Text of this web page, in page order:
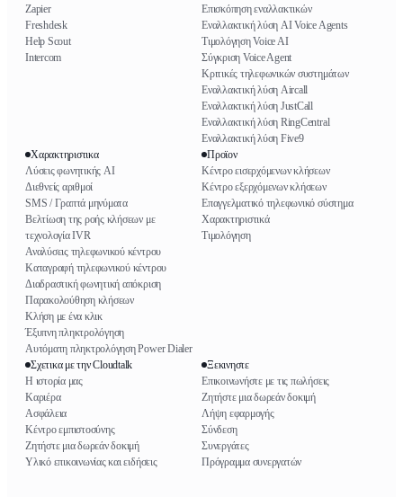
Zapier
Freshdesk
Help Scout
Intercom
Επισκόπηση εναλλακτικών
Εναλλακτική λύση AI Voice Agents
Τιμολόγηση Voice AI
Σύγκριση Voice Agent
Κριτικές τηλεφωνικών συστημάτων
Εναλλακτική λύση Aircall
Εναλλακτική λύση JustCall
Εναλλακτική λύση RingCentral
Εναλλακτική λύση Five9
Χαρακτηριστικα
Λύσεις φωνητικής AI
Διεθνείς αριθμοί
SMS / Γραπτά μηνύματα
Βελτίωση της ροής κλήσεων με
τεχνολογία IVR
Αναλύσεις τηλεφωνικού κέντρου
Καταγραφή τηλεφωνικού κέντρου
Διαδραστική φωνητική απόκριση
Παρακολούθηση κλήσεων
Κλήση με ένα κλικ
Έξυπνη πληκτρολόγηση
Αυτόματη πληκτρολόγηση Power Dialer
Προϊον
Κέντρο εισερχόμενων κλήσεων
Κέντρο εξερχόμενων κλήσεων
Επαγγελματικό τηλεφωνικό σύστημα
Χαρακτηριστικά
Τιμολόγηση
Σχετικα με την Cloudtalk
Η ιστορία μας
Καριέρα
Ασφάλεια
Κέντρο εμπιστοσύνης
Ζητήστε μια δωρεάν δοκιμή
Υλικό επικοινωνίας και ειδήσεις
Ξεκινηστε
Επικοινωνήστε με τις πωλήσεις
Ζητήστε μια δωρεάν δοκιμή
Λήψη εφαρμογής
Σύνδεση
Συνεργάτες
Πρόγραμμα συνεργατών